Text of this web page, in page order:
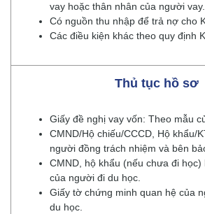
vay hoặc thân nhân của người vay.
Có nguồn thu nhập để trả nợ cho
Các điều kiện khác theo quy định
Thủ tục hồ sơ
Giấy đề nghị vay vốn: Theo mẫu
CMND/Hộ chiếu/CCCD, Hộ khẩu/
người đồng trách nhiệm và bên
CMND, hộ khẩu (nếu chưa đi học)
của người đi du học.
Giấy tờ chứng minh quan hệ của
du học.